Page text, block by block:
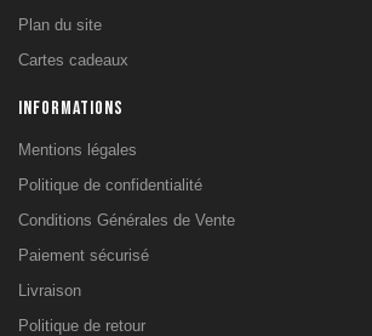
Power rack, Cadre
Bancs de
Musculation
SPORTS TERRESTRES
Volley Ball
Tennis de table
Padel
Football
Plan du site
Cartes cadeaux
INFORMATIONS
Mentions légales
Politique de confidentialité
Conditions Générales de Vente
Paiement sécurisé
Livraison
Politique de retour